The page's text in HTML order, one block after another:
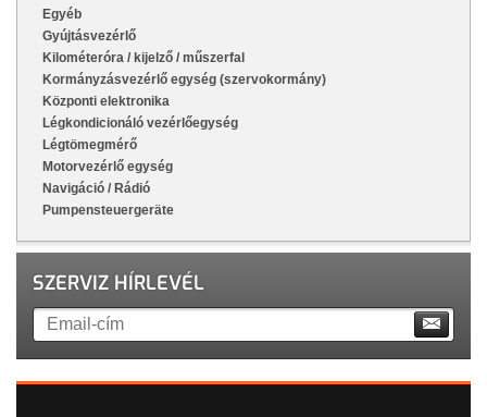
Egyéb
Gyújtásvezérlő
Kilométeróra / kijelző / műszerfal
Kormányzásvezérlő egység (szervokormány)
Központi elektronika
Légkondicionáló vezérlőegység
Légtömegmérő
Motorvezérlő egység
Navigáció / Rádió
Pumpensteuergeräte
SZERVIZ HÍRLEVÉL